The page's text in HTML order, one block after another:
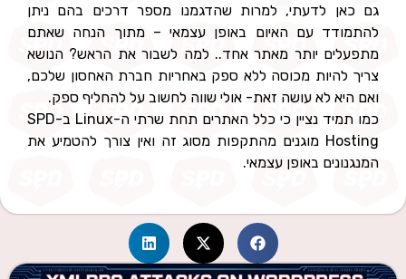
גם כאן לדעתי, למרות שהדגמנו מספר דרכים בהם ניתן
להתמודד עם האיום באופן עצמאי – מתוך הנחה שאתם
מתפעלים יותר מאתר אחד.. למה לשבור את הראש? הנושא
צריך להיות מכוסה ללא ספק באחריות חברת האחסון שלכם,
ואם היא לא עושה זאת- אולי שווה לחשוב על להחליף ספק.
כמו תמיד נציין כי כלל האתרים תחת שרתי ה-Linux ב-SPD
Hosting מוגנים מהתקפות מסוג זה ואין צורך להטמיע את
המנגנונים באופן עצמאי.